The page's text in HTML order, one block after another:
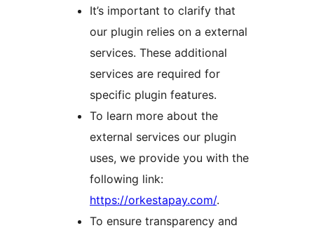
It’s important to clarify that
our plugin relies on a external
services. These additional
services are required for
specific plugin features.
To learn more about the
external services our plugin
uses, we provide you with the
following link:
https://orkestapay.com/.
To ensure transparency and